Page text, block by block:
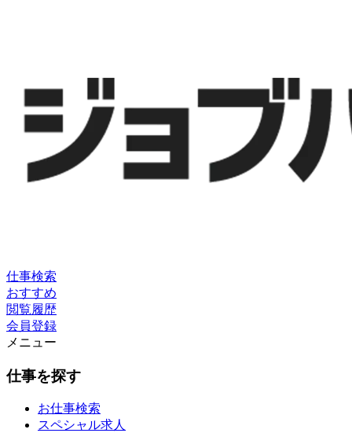
仕事検索
おすすめ
閲覧履歴
会員登録
メニュー
仕事を探す
お仕事検索
スペシャル求人